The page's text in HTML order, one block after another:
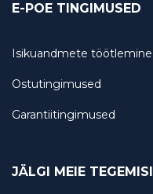
E-POE TINGIMUSED
Isikuandmete töötlemine
Ostutingimused
Garantiitingimused
JÄLGI MEIE TEGEMISI